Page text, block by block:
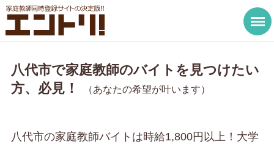
八代市で家庭教師のバイトを見つけたい
方、必見！
（あなたの希望が叶います）
八代市の家庭教師バイトは時給1,800円以上！大学